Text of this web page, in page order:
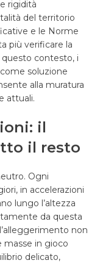
rigidità
del territorio
e le Norme
più verificare la
questo contesto, i
soluzione
alla muratura
attuali.
il
il resto
Ogni
in accelerazioni
lungo l’altezza
da questa
l’alleggerimento non
masse in gioco
delicato,